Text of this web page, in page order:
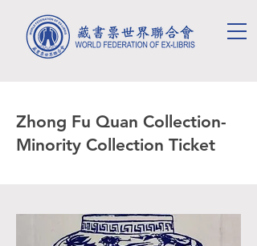
Zhong Fu Quan Collection-
Minority Collection Ticket